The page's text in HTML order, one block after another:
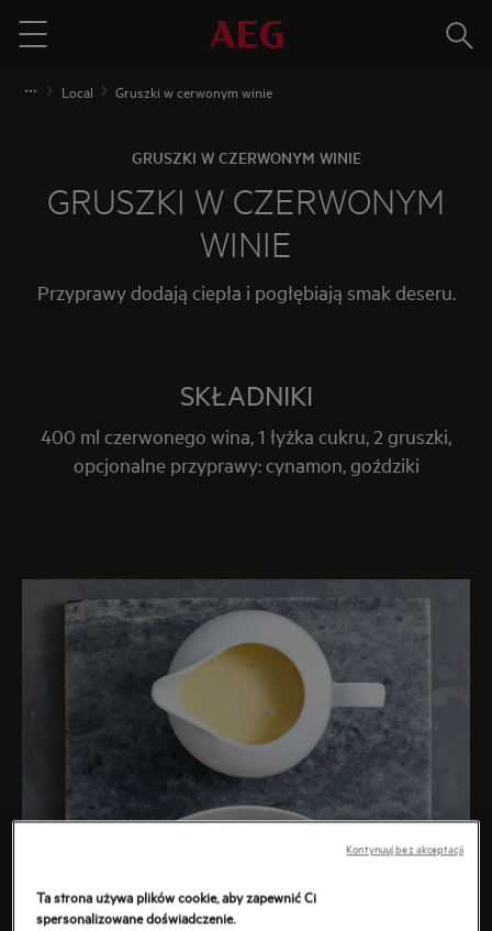
Menu
Local Gruszki w cerwonym winie
GRUSZKI W CZERWONYM WINIE
GRUSZKI W CZERWONYM
WINIE
Przyprawy dodają ciepła i pogłębiają smak deseru.
SKŁADNIKI
400 ml czerwonego wina, 1 łyżka cukru, 2 gruszki,
opcjonalne przyprawy: cynamon, goździki
Ta strona używa plików cookie, aby zapewnić Ci
spersonalizowane doświadczenie.
Kontynuuj bez akceptacji